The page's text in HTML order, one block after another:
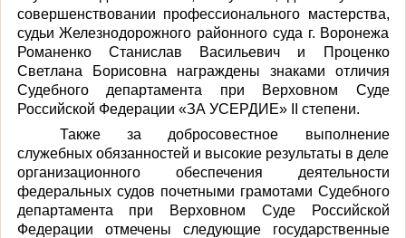
совершенствовании профессионального мастерства,
судьи Железнодорожного районного суда г. Воронежа
Романенко Станислав Васильевич и Проценко
Светлана Борисовна награждены знаками отличия
Судебного департамента при Верховном Суде
Российской Федерации «ЗА УСЕРДИЕ»
степени.
Также за добросовестное выполнение
служебных обязанностей и высокие результаты в деле
организационного обеспечения деятельности
федеральных судов почетными грамотами Судебного
департамента при Верховном Суде Российской
Федерации отмечены следующие государственные